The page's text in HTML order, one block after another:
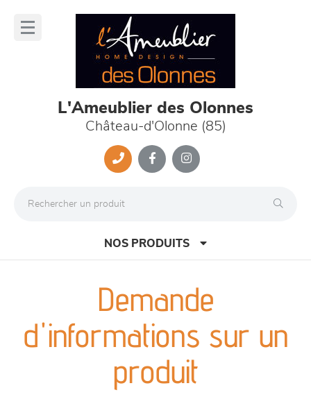
L'Ameublier des Olonnes
Château-d'Olonne (85)
NOS PRODUITS
canapés et fauteuils
séjours
meubles de complément
Demande
d'informations sur un
produit